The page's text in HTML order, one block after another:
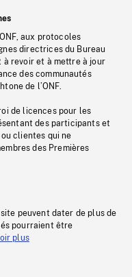
aux protocoles
directrices du Bureau
à revoir et à mettre à jour
des communautés
de l’ONF.
de licences pour les
des participants et
clientes qui ne
des Premières
peuvent dater de plus de
pourraient être
plus